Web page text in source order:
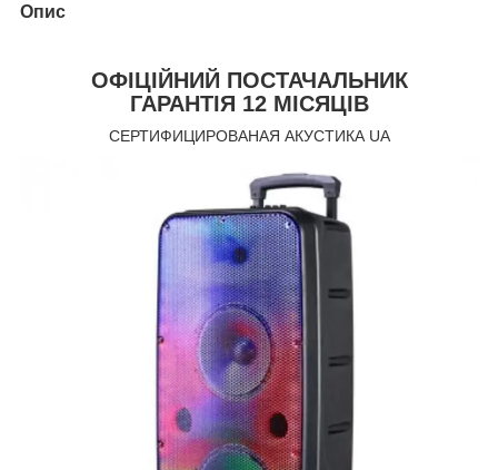
Опис
ОФІЦІЙНИЙ ПОСТАЧАЛЬНИК
ГАРАНТІЯ 12 МІСЯЦІВ
СЕРТИФИЦИРОВАНАЯ АКУСТИКА UA